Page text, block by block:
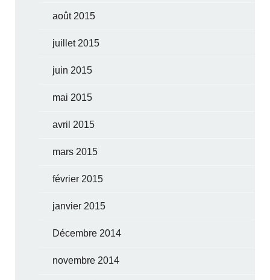
août 2015
juillet 2015
juin 2015
mai 2015
avril 2015
mars 2015
février 2015
janvier 2015
Décembre 2014
novembre 2014